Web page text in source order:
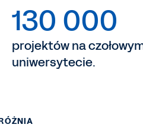
130 000
projektów na
uniwersytecie.